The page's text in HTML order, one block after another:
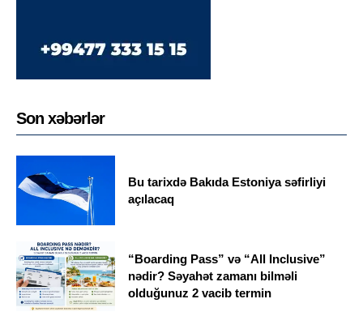
Son xəbərlər
Bu tarixdə Bakıda Estoniya səfirliyi
açılacaq
“Boarding Pass” və “All Inclusive”
nədir? Səyahət zamanı bilməli
olduğunuz 2 vacib termin